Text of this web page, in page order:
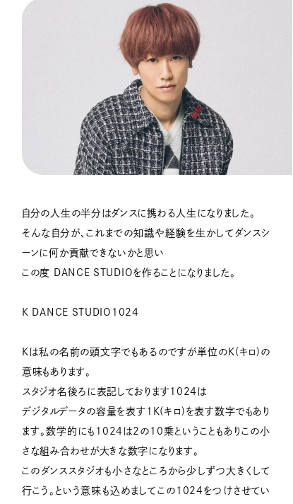
自分の人生の半分はダンスに携わる人生になりました。
そんな自分が、これまでの知識や経験を生かしてダンスシ
ーンに何か貢献できないかと思い
この度 DANCE STUDIOを作ることになりました。
K DANCE STUDIO1024
Kは私の名前の頭文字でもあるのですが単位のK(キロ)の
意味もあります。
スタジオ名後ろに表記しております1024は
デジタルデータの容量を表す1K(キロ)を表す数字でもあり
ます。数学的にも1024は2の10乗ということもありこの小
さな組み合わせが大きな数字になります。
このダンススタジオも小さなところから少しずつ大きくして
行こう。という意味も込めましてこの1024をつけさせてい